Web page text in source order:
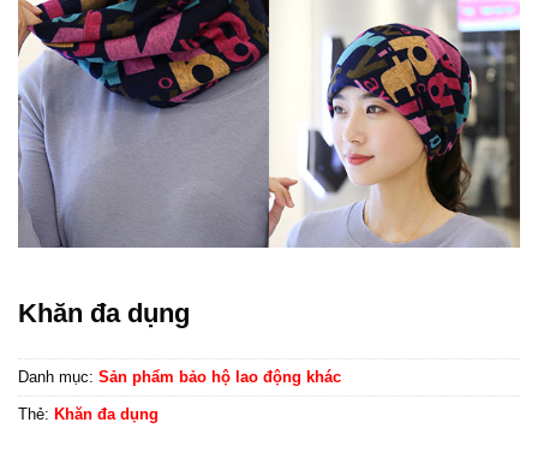
Khăn đa dụng
Danh mục: Sản phẩm bảo hộ lao động khác
Thẻ: Khăn đa dụng